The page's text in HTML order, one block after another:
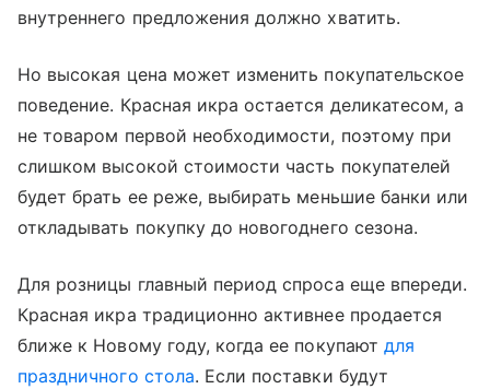
внутреннего предложения должно хватить.
Но высокая цена может изменить покупательское
поведение. Красная икра остается деликатесом, а
не товаром первой необходимости, поэтому при
слишком высокой стоимости часть покупателей
будет брать ее реже, выбирать меньшие банки или
откладывать покупку до новогоднего сезона.
Для розницы главный период спроса еще впереди.
Красная икра традиционно активнее продается
ближе к Новому году, когда ее покупают для
праздничного стола. Если поставки будут